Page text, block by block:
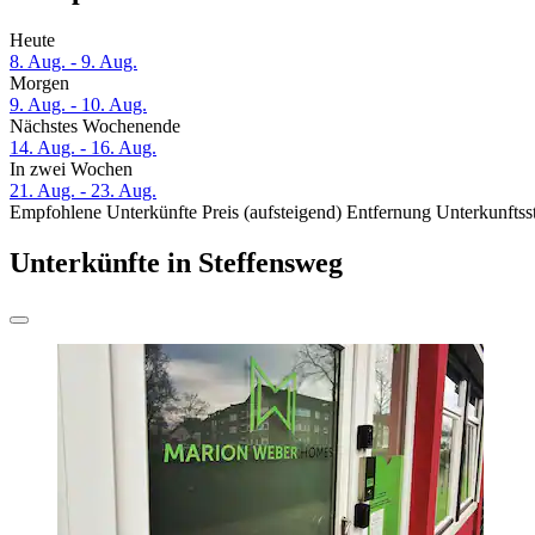
Heute
8. Aug. - 9. Aug.
Morgen
9. Aug. - 10. Aug.
Nächstes Wochenende
14. Aug. - 16. Aug.
In zwei Wochen
21. Aug. - 23. Aug.
Empfohlene Unterkünfte Preis (aufsteigend) Entfernung
Unterkünfte in Steffensweg